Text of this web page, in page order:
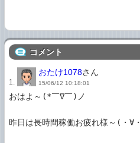
コメント
1.
おたけ1078さん
15/06/12 10:18:01
おはよ～(*￣∇￣)ノ
昨日は長時間稼働お疲れ様～(・∀